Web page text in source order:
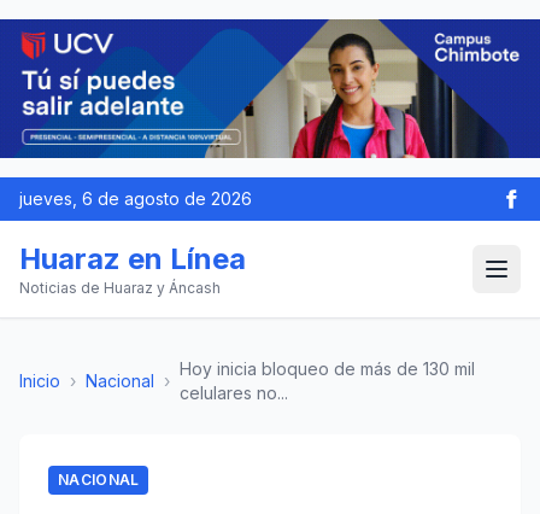
jueves, 6 de agosto de 2026
Huaraz en Línea
Noticias de Huaraz y Áncash
Inicio › Nacional ›
Hoy inicia bloqueo de más de 130 mil
celulares no...
NACIONAL